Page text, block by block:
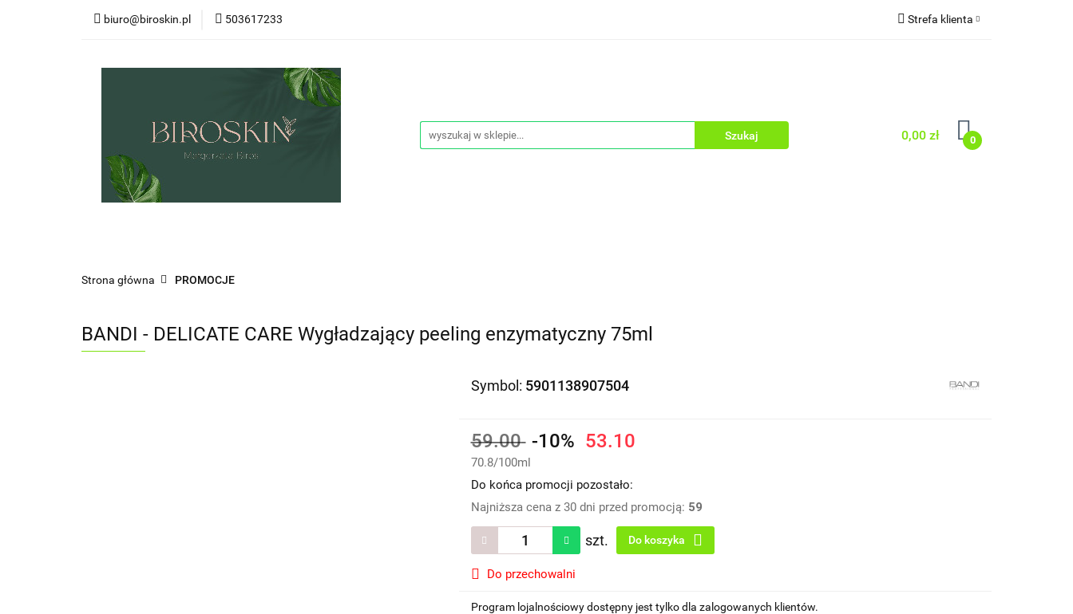
biuro@biroskin.pl 503617233 Strefa klienta
Zgody cookies
0,00 zł 0
ZESTAWY CIAŁO
MARKI
KREMY POD OCZY
USTA OCHRONA PRZECIWSŁONECZNA
Strona główna PROMOCJE
BANDI - DELICATE CARE Wygładzający peeling enzymatyczny 75ml
Symbol: 5901138907504
59.00 -10% 53.10
70.8/100ml
Do końca promocji pozostało:
Najniższa cena z 30 dni przed promocją: 59
szt. Do koszyka
Do przechowalni
Program lojalnościowy dostępny jest tylko dla zalogowanych klientów.